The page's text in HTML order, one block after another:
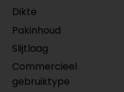
Dikte
Pakinhoud
Slijtlaag
Commercieel
gebruiktype